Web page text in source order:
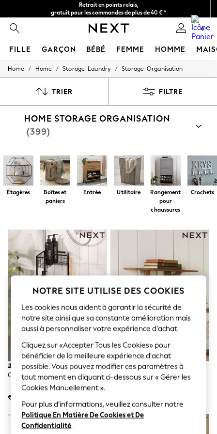
Retrait en points relais,
gratuit pour les commandes de plus de 40 € *
Livraison en 2-3 jours ouvrés*
0
FILLE GARÇON BÉBÉ FEMME HOMME
HOLIDAY SHOP
All Swimwear
Beach Dresses & Kaftans
Dresses
Flip Flops
Jumpsuits & Playsuits
Linen Collection
Sandals
Shorts
Trousers
Sun Hats & Caps
Men's Holiday Shop
All Swimwear
Accessories
Bags & Luggage
Footwear
Hats
Loafers
Polo Shirts
Sandals & Flipflops
Shirts
Shorts
T-Shirts
Vests
Boys Holiday Shop
All Swimwear
Ponchos & Toweling sets
Polo Shirts
Rash Vests
Sandals & Sliders
Shirts
Home / Home / Storage-Laundry / Storage-Organisation
TRIER FILTRE
HOME STORAGE ORGANISATION
(399)
Étagères
Boîtes et
paniers
Entrée Utilitaire
Rangement
pour
chaussures
Crochets
Canapé Bronx Corner
€ 35
Étagères Murales Bertie Bear
NOTRE SITE UTILISE DES COOKIES
Les cookies nous aident à garantir la sécurité de
notre site ainsi que sa constante amélioration mais
aussi à personnaliser votre expérience d'achat.
Cliquez sur «Accepter Tous les Cookies» pour
bénéficier de la meilleure expérience d'achat
possible. Vous pouvez modifier ces paramètres à
tout moment en cliquant ci-dessous sur « Gérer les
Cookies Manuellement ».
Pour plus d'informations, veuillez consulter notre
Politique En Matière De Cookies et De
Confidentialité.